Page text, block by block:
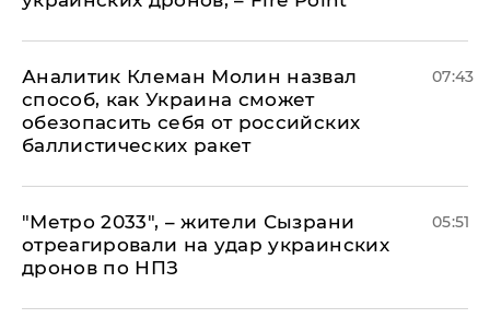
Аналитик Клеман Молин назвал
способ, как Украина сможет
обезопасить себя от российских
баллистических ракет
07:43
"Метро 2033", – жители Сызрани
отреагировали на удар украинских
дронов по НПЗ
05:51